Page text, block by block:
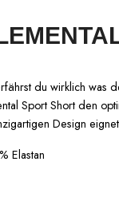
du wirklich
Sport Short den
Design
Elastan